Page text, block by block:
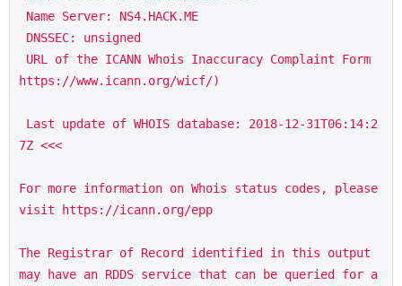
Name Server: NS4.HACK.ME
DNSSEC: unsigned
https://www.icann.org/wicf/)
7Z <<<
For more information on Whois status codes, please
visit https://icann.org/epp
The Registrar of Record identified in this output
may have an RDDS service that can be queried for a